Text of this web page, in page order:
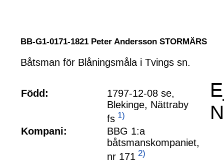
BB-G1-0171-1821 Peter Andersson STORMÄRS
Båtsman för Blåningsmåla i Tvings sn.
Född:
1797-12-08 se,
Blekinge, Nättraby
fs 1)
Kompani:
BBG 1:a
båtsmanskompaniet,
nr 171 2)